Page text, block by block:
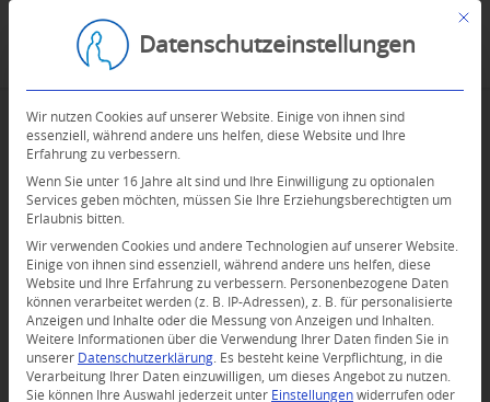
Mit
Datenschutzeinstellungen
Wir nutzen Cookies auf unserer Website. Einige von ihnen sind
essenziell, während andere uns helfen, diese Website und Ihre
Erfahrung zu verbessern.
Wenn Sie unter 16 Jahre alt sind und Ihre Einwilligung zu optionalen
Services geben möchten, müssen Sie Ihre Erziehungsberechtigten um
Erlaubnis bitten.
Wir verwenden Cookies und andere Technologien auf unserer Website.
Einige von ihnen sind essenziell, während andere uns helfen, diese
Website und Ihre Erfahrung zu verbessern.
Personenbezogene Daten
können verarbeitet werden (z. B. IP-Adressen), z. B. für personalisierte
Anzeigen und Inhalte oder die Messung von Anzeigen und Inhalten.
Weitere Informationen über die Verwendung Ihrer Daten finden Sie in
unserer Datenschutzerklärung
Es besteht keine Verpflichtung, in die
Verarbeitung Ihrer Daten einzuwilligen, um dieses Angebot zu nutzen.
Sie können Ihre Auswahl jederzeit unter Einstellungen widerrufen oder